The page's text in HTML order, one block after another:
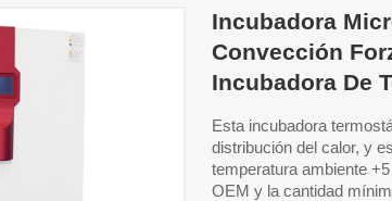
Incubadora
Convección
Incubadora De
Esta incubadora
distribución del calor, y
temperatura ambiente
OEM y la cantidad